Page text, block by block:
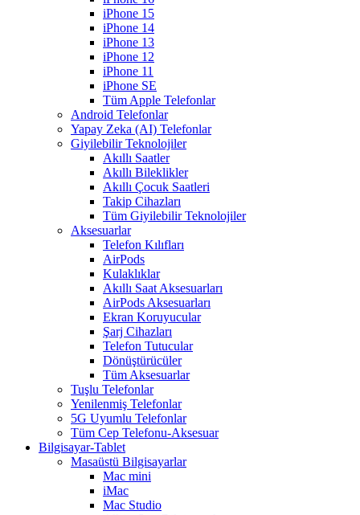
iPhone 15
iPhone 14
iPhone 13
iPhone 12
iPhone 11
iPhone SE
Tüm Apple Telefonlar
Android Telefonlar
Yapay Zeka (AI) Telefonlar
Giyilebilir Teknolojiler
Akıllı Saatler
Akıllı Bileklikler
Akıllı Çocuk Saatleri
Takip Cihazları
Tüm Giyilebilir Teknolojiler
Aksesuarlar
Telefon Kılıfları
AirPods
Kulaklıklar
Akıllı Saat Aksesuarları
AirPods Aksesuarları
Ekran Koruyucular
Şarj Cihazları
Telefon Tutucular
Dönüştürücüler
Tüm Aksesuarlar
Tuşlu Telefonlar
Yenilenmiş Telefonlar
5G Uyumlu Telefonlar
Tüm Cep Telefonu-Aksesuar
Bilgisayar-Tablet
Masaüstü Bilgisayarlar
Mac mini
iMac
Mac Studio